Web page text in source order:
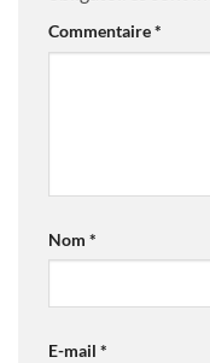
Commentaire*
Nom *
E-mail *